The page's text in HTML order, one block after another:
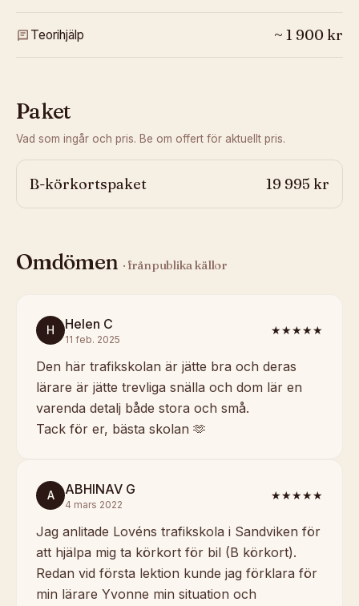
Teorihjälp ~ 1 900 kr
Paket
Vad som ingår och pris. Be om offert för aktuellt pris.
B-körkortspaket 19 995 kr
Omdömen · från publika källor
H Helen C
11 feb. 2025
★★★★★
Den här trafikskolan är jätte bra och deras
lärare är jätte trevliga snälla och dom lär en
varenda detalj både stora och små.
Tack för er, bästa skolan 🫶
A ABHINAV G
4 mars 2022
★★★★★
Jag anlitade Lovéns trafikskola i Sandviken för
att hjälpa mig ta körkort för bil (B körkort).
Redan vid första lektion kunde jag förklara för
min lärare Yvonne min situation och